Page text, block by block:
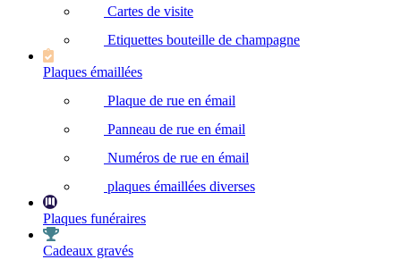
Cartes de visite
Etiquettes bouteille de champagne
Plaques émaillées
Plaque de rue en émail
Panneau de rue en émail
Numéros de rue en émail
plaques émaillées diverses
Plaques funéraires
Cadeaux gravés